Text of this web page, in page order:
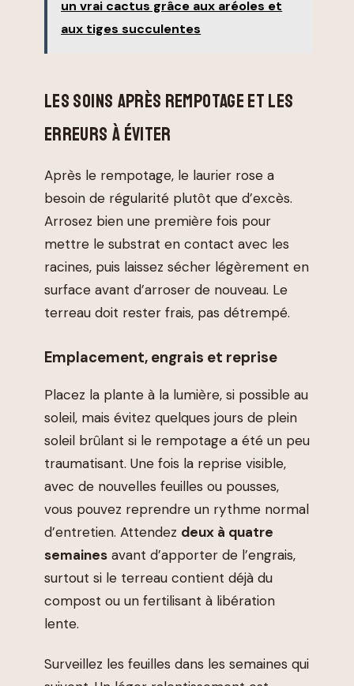
un vrai cactus grâce aux aréoles et
aux tiges succulentes
LES SOINS APRÈS REMPOTAGE ET LES
ERREURS À ÉVITER
Après le rempotage, le laurier rose a
besoin de régularité plutôt que d’excès.
Arrosez bien une première fois pour
mettre le substrat en contact avec les
racines, puis laissez sécher légèrement en
surface avant d’arroser de nouveau. Le
terreau doit rester frais, pas détrempé.
Emplacement, engrais et reprise
Placez la plante à la lumière, si possible au
soleil, mais évitez quelques jours de plein
soleil brûlant si le rempotage a été un peu
traumatisant. Une fois la reprise visible,
avec de nouvelles feuilles ou pousses,
vous pouvez reprendre un rythme normal
d’entretien. Attendez deux à quatre
semaines avant d’apporter de l’engrais,
surtout si le terreau contient déjà du
compost ou un fertilisant à libération
lente.
Surveillez les feuilles dans les semaines qui